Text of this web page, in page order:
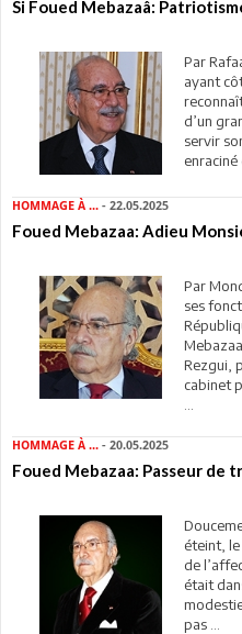
Si Foued Mebazaâ:
Par
ayant
d’un
servir
enraciné
HOMMAGE À ... - 22.05.2025
Par
ses
Rezgui,
cabinet
HOMMAGE À ... - 20.05.2025
Foued Mebazaa: Passeur de
éteint,
de
était
pas ...